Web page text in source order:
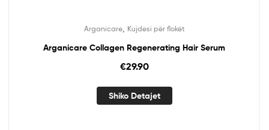
Arganicare, Kujdesi për flokët
Arganicare Collagen Regenerating Hair Serum
€29.90
Shiko Detajet